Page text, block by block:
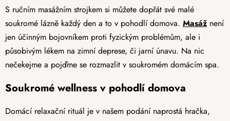
S ručním masážním strojkem si můžete dopřát své malé
soukromé lázně každý den a to v pohodlí domova. Masáž není
jen účinným bojovníkem proti fyzickým problémům, ale i
působivým lékem na zimní deprese, či jarní únavu. Na nic
nečekejme a pojďme se rozmazlit v soukromém domácím spa.
Soukromé wellness v pohodlí domova
Domácí relaxační rituál je v našem podání naprostá hračka,